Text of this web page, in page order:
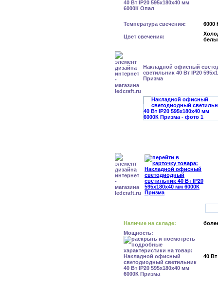
Температура свечения: 6000
Цвет свечения:
Накладной офисный
светильник 40 Вт IP20
Призма
Наличие на складе:
Мощность:
40 Вт